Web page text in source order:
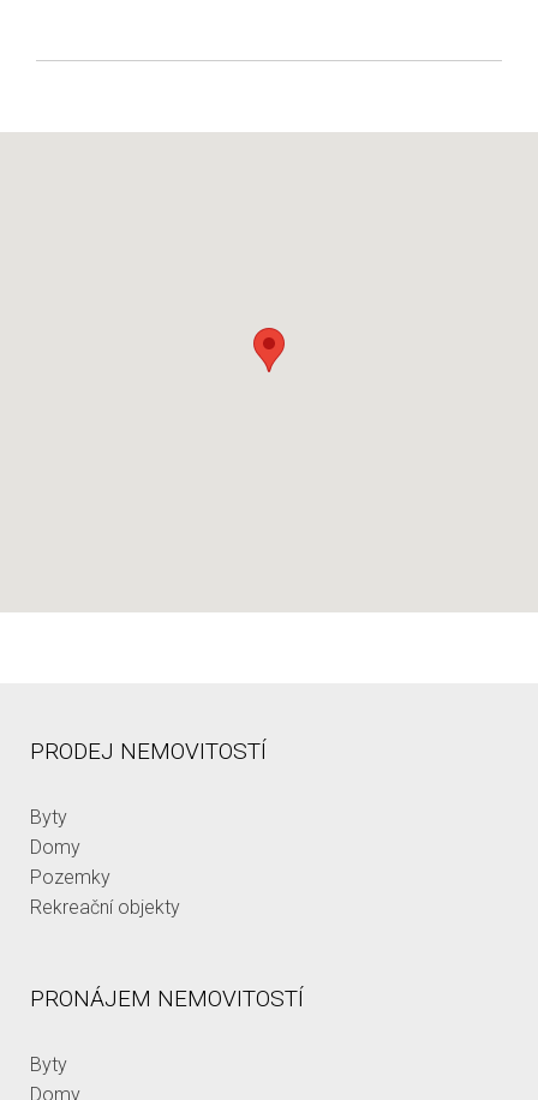
PRODEJ NEMOVITOSTÍ
Byty
Domy
Pozemky
Rekreační objekty
PRONÁJEM NEMOVITOSTÍ
Byty
Domy